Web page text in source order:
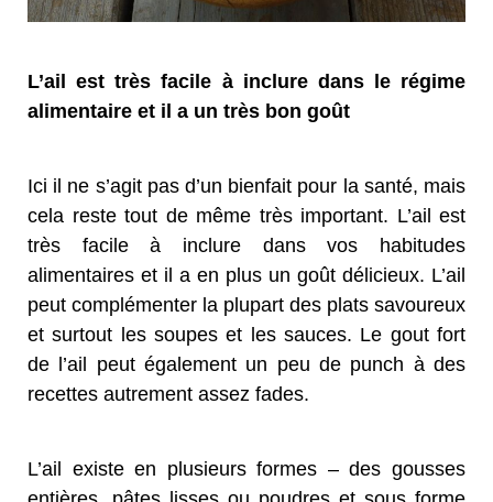
L’ail est très facile à inclure dans le régime
alimentaire et il a un très bon goût
Ici il ne s’agit pas d’un bienfait pour la santé, mais
cela reste tout de même très important. L’ail est
très facile à inclure dans vos habitudes
alimentaires et il a en plus un goût délicieux. L’ail
peut complémenter la plupart des plats savoureux
et surtout les soupes et les sauces. Le gout fort
de l’ail peut également un peu de punch à des
recettes autrement assez fades.
L’ail existe en plusieurs formes – des gousses